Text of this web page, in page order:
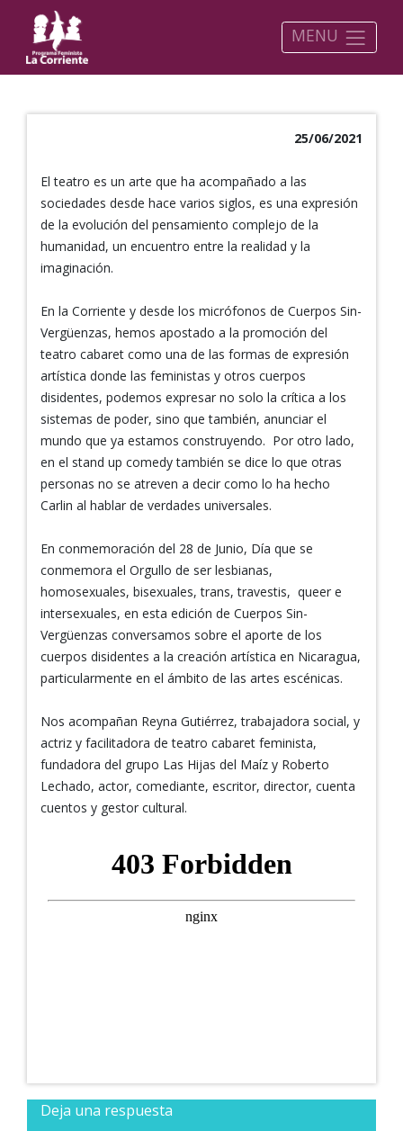
MENU
25/06/2021
El teatro es un arte que ha acompañado a las
sociedades desde hace varios siglos, es una expresión
de la evolución del pensamiento complejo de la
humanidad, un encuentro entre la realidad y la
imaginación.
En la Corriente y desde los micrófonos de Cuerpos Sin-
Vergüenzas, hemos apostado a la promoción del
teatro cabaret como una de las formas de expresión
artística donde las feministas y otros cuerpos
disidentes, podemos expresar no solo la crítica a los
sistemas de poder, sino que también, anunciar el
mundo que ya estamos construyendo. Por otro lado,
en el stand up comedy también se dice lo que otras
personas no se atreven a decir como lo ha hecho
Carlin al hablar de verdades universales.
En conmemoración del 28 de Junio, Día que se
conmemora el Orgullo de ser lesbianas,
homosexuales, bisexuales, trans, travestis, queer e
intersexuales, en esta edición de Cuerpos Sin-
Vergüenzas conversamos sobre el aporte de los
cuerpos disidentes a la creación artística en Nicaragua,
particularmente en el ámbito de las artes escénicas.
Nos acompañan Reyna Gutiérrez, trabajadora social, y
actriz y facilitadora de teatro cabaret feminista,
fundadora del grupo Las Hijas del Maíz y Roberto
Lechado, actor, comediante, escritor, director, cuenta
cuentos y gestor cultural.
Deja una respuesta